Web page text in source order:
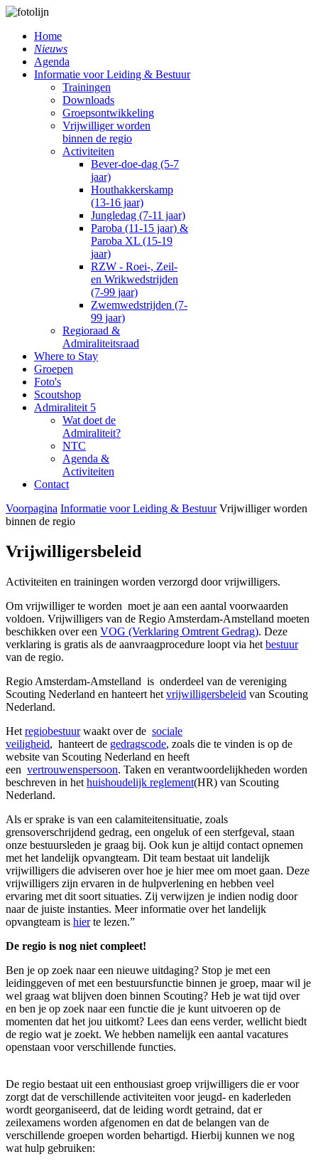
Home
Nieuws
Agenda
Informatie voor Leiding & Bestuur
Trainingen
Downloads
Groepsontwikkeling
Vrijwilliger worden
binnen de regio
Activiteiten
Bever-doe-dag (5-7
jaar)
Houthakkerskamp
(13-16 jaar)
Jungledag (7-11 jaar)
Paroba (11-15 jaar) &
Paroba XL (15-19
jaar)
RZW - Roei-, Zeil-
en Wrikwedstrijden
(7-99 jaar)
Zwemwedstrijden (7-
99 jaar)
Regioraad &
Admiraliteitsraad
Where to Stay
Groepen
Foto's
Scoutshop
Admiraliteit 5
Wat doet de
Admiraliteit?
NTC
Agenda &
Activiteiten
Contact
Voorpagina Informatie voor Leiding & Bestuur Vrijwilliger worden
binnen de regio
Vrijwilligersbeleid
Activiteiten en trainingen worden verzorgd door vrijwilligers.
Om vrijwilliger te worden moet je aan een aantal voorwaarden
voldoen. Vrijwilligers van de Regio Amsterdam-Amstelland moeten
beschikken over een VOG (Verklaring Omtrent Gedrag). Deze
verklaring is gratis als de aanvraagprocedure loopt via het bestuur
van de regio.
Regio Amsterdam-Amstelland is onderdeel van de vereniging
Scouting Nederland en hanteert het vrijwilligersbeleid van Scouting
Nederland.
Het regiobestuurwaakt over de sociale
veiligheid, hanteert de gedragscode, zoals die te vinden is op de
website van Scouting Nederland en heeft
een vertrouwenspersoon. Taken en verantwoordelijkheden worden
beschreven in het huishoudelijk reglement(HR) van Scouting
Nederland.
Als er sprake is van een calamiteitensituatie, zoals
grensoverschrijdend gedrag, een ongeluk of een sterfgeval, staan
onze bestuursleden je graag bij. Ook kun je altijd contact opnemen
met het landelijk opvangteam. Dit team bestaat uit landelijk
vrijwilligers die adviseren over hoe je hier mee om moet gaan. Deze
vrijwilligers zijn ervaren in de hulpverlening en hebben veel
ervaring met dit soort situaties. Zij verwijzen je indien nodig door
naar de juiste instanties. Meer informatie over het landelijk
opvangteam is hierte lezen.”
De regio is nog niet compleet!
Ben je op zoek naar een nieuwe uitdaging? Stop je met een
leidinggeven of met een bestuursfunctie binnen je groep, maar wil je
wel graag wat blijven doen binnen Scouting? Heb je wat tijd over
en ben je op zoek naar een functie die je kunt uitvoeren op de
momenten dat het jou uitkomt? Lees dan eens verder, wellicht biedt
de regio wat je zoekt. We hebben namelijk een aantal vacatures
openstaan voor verschillende functies.
De regio bestaat uit een enthousiast groep vrijwilligers die er voor
zorgt dat de verschillende activiteiten voor jeugd- en kaderleden
wordt georganiseerd, dat de leiding wordt getraind, dat er
zeilexamens worden afgenomen en dat de belangen van de
verschillende groepen worden behartigd. Hierbij kunnen we nog
wat hulp gebruiken: